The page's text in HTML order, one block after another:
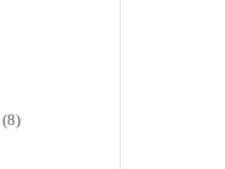
(8)